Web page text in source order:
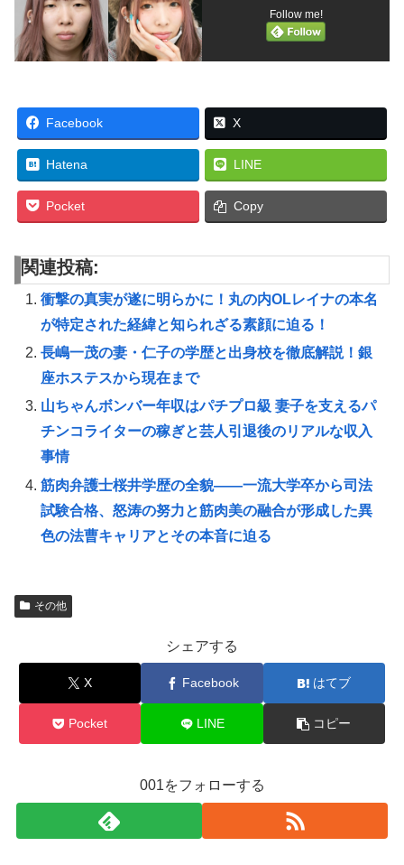
Follow me!
Facebook X
Hatena LINE
Pocket Copy
関連投稿:
衝撃の真実が遂に明らかに！丸の内OLレイナの本名
が特定された経緯と知られざる素顔に迫る！
長嶋一茂の妻・仁子の学歴と出身校を徹底解説！銀
座ホステスから現在まで
山ちゃんボンバー年収はパチプロ級 妻子を支えるパ
チンコライターの稼ぎと芸人引退後のリアルな収入
事情
筋肉弁護士桜井学歴の全貌――一流大学卒から司法
試験合格、怒涛の努力と筋肉美の融合が形成した異
色の法曹キャリアとその本音に迫る
その他
シェアする
X Facebook はてブ
Pocket LINE コピー
001をフォローする